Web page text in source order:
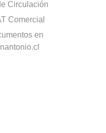
Circulación
Comercial
en